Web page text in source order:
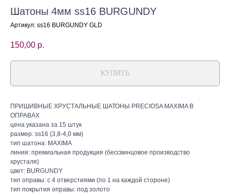
Шатоны 4мм ss16 BURGUNDY
Артикул: ss16 BURGUNDY GLD
150,00 р.
КУПИТЬ
ПРИШИВНЫЕ ХРУСТАЛЬНЫЕ ШАТОНЫ PRECIOSA MAXIMA В
ОПРАВАХ
цена указана за 15 штук
размер: ss16 (3,8-4,0 мм)
тип шатона: MAXIMA
линия: премиальная продукция (бессвинцовое производство
хрусталя)
цвет: BURGUNDY
тип оправы: с 4 отверстиями (по 1 на каждой стороне)
тип покрытия оправы: под золото